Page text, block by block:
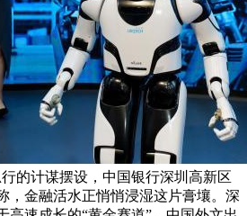
的计谋摆设，中国银行深圳高新区
，金融活水正悄悄浸湿这片膏壤。深